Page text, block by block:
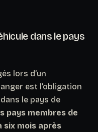
dans le pays
lors d’un
est l’obligation
le pays de
pays membres de
six mois après